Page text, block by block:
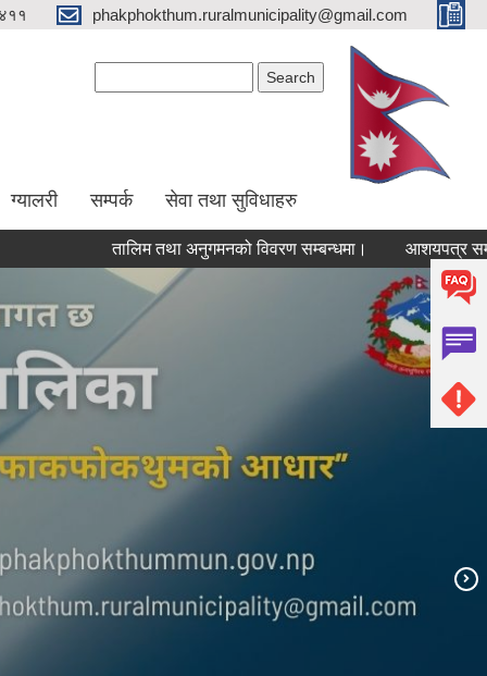
phakphokthum.ruralmunicipality@gmail.com
ग्यालरी सम्पर्क सेवा तथा सुविधाहरु
तालिम तथा अनुगमनको विवरण सम्बन्धमा। आशयपत्र सम्बन्धी